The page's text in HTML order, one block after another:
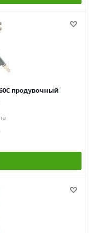
продувочный